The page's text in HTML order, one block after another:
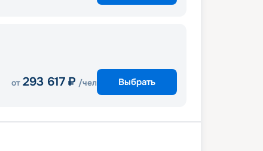
от 293 617 ₽ /чел Выбрать